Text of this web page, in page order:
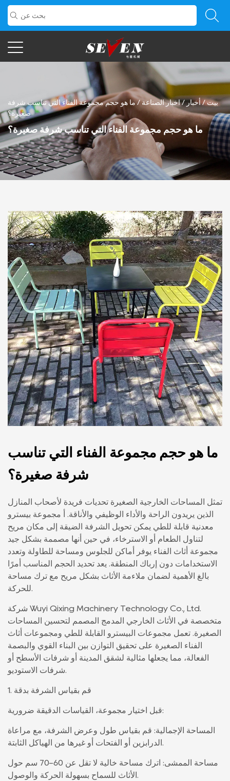
بيت/أخبار /اخبار الصناعة/ما هو حجم مجموعة الفناء التي تناسب شرفة
صغيرة؟
ما هو حجم مجموعة الفناء التي تناسب شرفة صغيرة؟
ما هو حجم مجموعة الفناء التي تناسب
شرفة صغيرة؟
تمثل المساحات الخارجية الصغيرة تحديات فريدة لأصحاب المنازل
الذين يريدون الراحة والأداء الوظيفي والأناقة. أ مجموعة بيسترو
معدنية قابلة للطي يمكن تحويل الشرفة الضيقة إلى مكان مريح
لتناول الطعام أو الاسترخاء، في حين أنها مصممة بشكل جيد
مجموعة أثاث الفناء يوفر أماكن للجلوس ومساحة للطاولة وتعدد
الاستخدامات دون إرباك المنطقة. يعد تحديد الحجم المناسب أمرًا
بالغ الأهمية لضمان ملاءمة الأثاث بشكل مريح مع ترك مساحة
للحركة.
شركة Wuyi Qixing Machinery Technology Co., Ltd.
متخصصة في الأثاث الخارجي المدمج المصمم لتحسين المساحات
الصغيرة. تعمل مجموعات البيسترو القابلة للطي ومجموعات أثاث
الفناء الصغيرة على تحقيق التوازن بين البناء القوي والبصمة
الفعالة، مما يجعلها مثالية لشقق المدينة أو شرفات الأسطح أو
شرفات الاستوديو.
1. قم بقياس الشرفة بدقة
قبل اختيار مجموعة، القياسات الدقيقة ضرورية:
المساحة الإجمالية: قم بقياس طول وعرض الشرفة، مع مراعاة
الدرابزين أو الفتحات أو غيرها من الهياكل الثابتة.
مساحة الممشى: اترك مساحة خالية لا تقل عن 60-70 سم حول
الأثاث للسماح بسهولة الحركة والوصول.